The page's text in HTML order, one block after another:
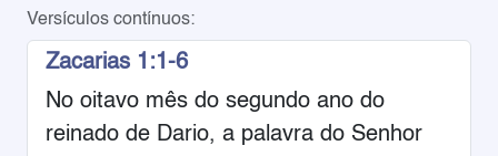
Versículos contínuos:
Zacarias 1:1-6
No oitavo mês do segundo ano do
reinado de Dario, a palavra do Senhor